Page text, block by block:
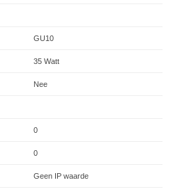
GU10
35 Watt
Nee
0
0
Geen IP waarde